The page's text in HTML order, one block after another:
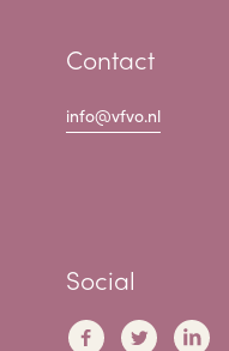
Contact
info@vfvo.nl
Social